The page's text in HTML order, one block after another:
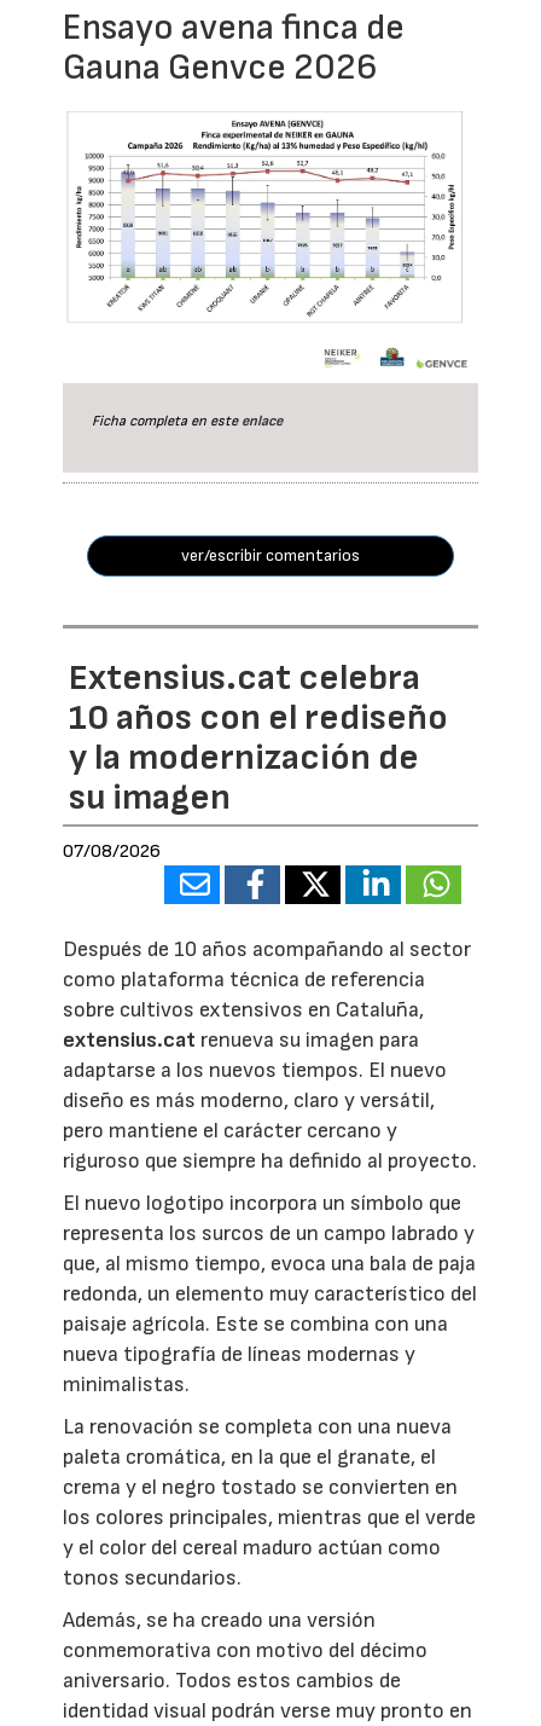
Ensayo avena finca de
Gauna Genvce 2026
Ficha completa en este enlace
ver/escribir comentarios
Extensius.cat celebra
10 años con el rediseño
y la modernización de
su imagen
07/08/2026
Después de 10 años acompañando al sector
como plataforma técnica de referencia
sobre cultivos extensivos en Cataluña,
extensius.cat renueva su imagen para
adaptarse a los nuevos tiempos. El nuevo
diseño es más moderno, claro y versátil,
pero mantiene el carácter cercano y
riguroso que siempre ha definido al proyecto.
El nuevo logotipo incorpora un símbolo que
representa los surcos de un campo labrado y
que, al mismo tiempo, evoca una bala de paja
redonda, un elemento muy característico del
paisaje agrícola. Este se combina con una
nueva tipografía de líneas modernas y
minimalistas.
La renovación se completa con una nueva
paleta cromática, en la que el granate, el
crema y el negro tostado se convierten en
los colores principales, mientras que el verde
y el color del cereal maduro actúan como
tonos secundarios.
Además, se ha creado una versión
conmemorativa con motivo del décimo
aniversario. Todos estos cambios de
identidad visual podrán verse muy pronto en